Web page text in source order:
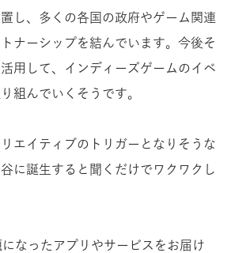
置し、多くの各国の政府やゲーム関連
ナーシップを結んでいます。今後そ
用して、インディーズゲームのイベ
組んでいくそうです。
エイティブのトリガーとなりそうな
に誕生すると聞くだけでワクワクし
なったアプリやサービスをお届け